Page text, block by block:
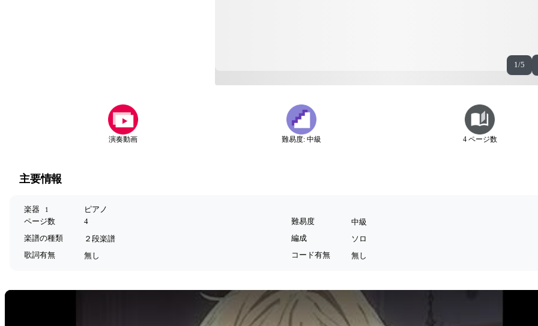
1/5
演奏動画 難易度: 中級 4 ページ数
主要情報
楽器 1
ピアノ
ページ数
4 難易度
中級
楽譜の種類
２段楽譜 編成
ソロ
歌詞有無
無し コード有無 無し